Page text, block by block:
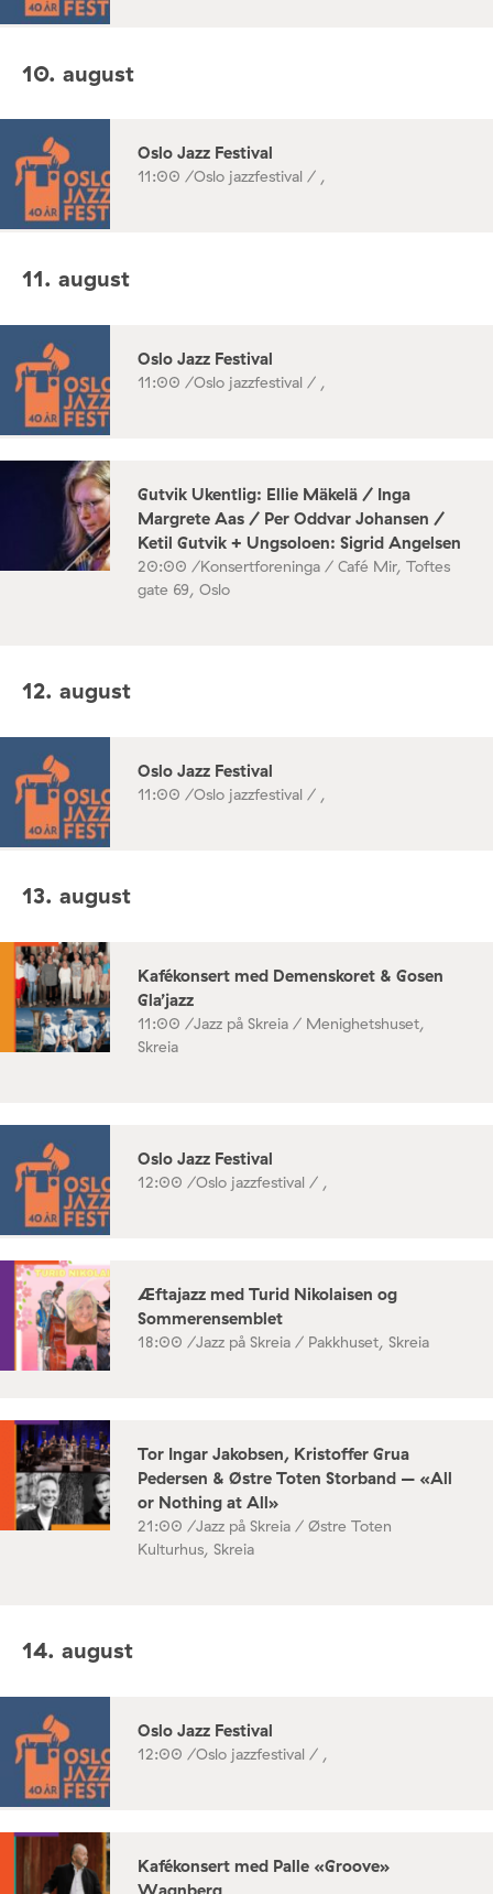
10. august
Oslo Jazz Festival
11:00 /Oslo jazzfestival / ,
11. august
Oslo Jazz Festival
11:00 /Oslo jazzfestival / ,
Gutvik Ukentlig: Ellie Mäkelä / Inga
Margrete Aas / Per Oddvar Johansen /
Ketil Gutvik + Ungsoloen: Sigrid Angelsen
20:00 /Konsertforeninga / Café Mir, Toftes
gate 69, Oslo
12. august
Oslo Jazz Festival
11:00 /Oslo jazzfestival / ,
13. august
Kafékonsert med Demenskoret & Gosen
Gla’jazz
11:00 /Jazz på Skreia / Menighetshuset,
Skreia
Oslo Jazz Festival
12:00 /Oslo jazzfestival / ,
Æftajazz med Turid Nikolaisen og
Sommerensemblet
18:00 /Jazz på Skreia / Pakkhuset, Skreia
Tor Ingar Jakobsen, Kristoffer Grua
Pedersen & Østre Toten Storband – «All
or Nothing at All»
21:00 /Jazz på Skreia / Østre Toten
Kulturhus, Skreia
14. august
Oslo Jazz Festival
12:00 /Oslo jazzfestival / ,
Kafékonsert med Palle «Groove»